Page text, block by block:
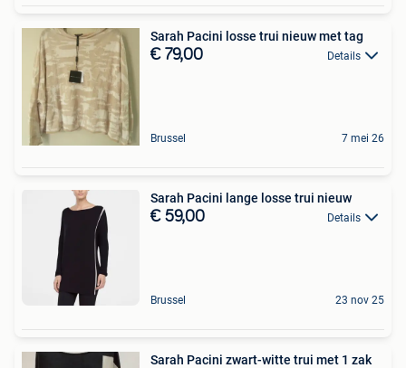
Sarah Pacini losse trui nieuw met tag
€ 79,00 Details
Brussel 7 mei 26
Sarah Pacini lange losse trui nieuw
€ 59,00 Details
Brussel 23 nov 25
Sarah Pacini zwart-witte trui met 1 zak